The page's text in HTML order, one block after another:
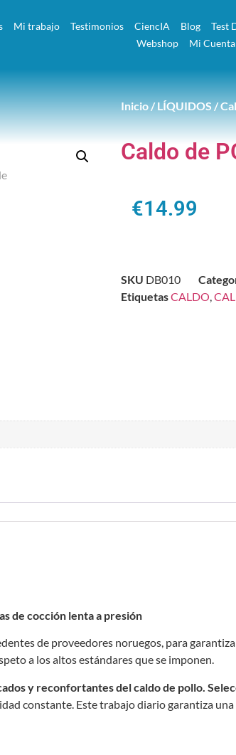
Mi trabajo Testimonios CiencIA Blog Test
Webshop
Mi Cuenta
Inicio/LÍQUIDOS/
Caldo de
€14.99
SKU DB010
EtiquetasCALDO
de cocción lenta a presión
de proveedores noruegos, para
a los altos estándares que se imponen.
y reconfortantes del caldo de pollo.
constante. Este trabajo diario garantiza